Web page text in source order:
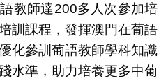
教師達200多人次參加培
訓課程，發揮澳門在葡語
化參訓葡語教師學科知識
水準，助力培養更多中葡